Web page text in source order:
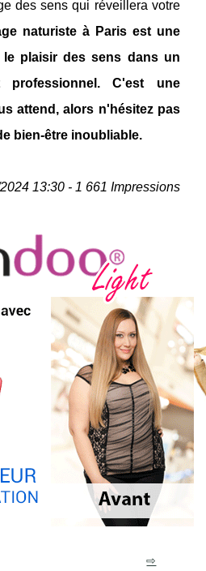
des sens qui réveillera votre
naturiste à Paris est une
plaisir des sens dans un
professionnel. C'est une
attend, alors n'hésitez pas
bien-être inoubliable.
13:30 - 1 661 Impressions